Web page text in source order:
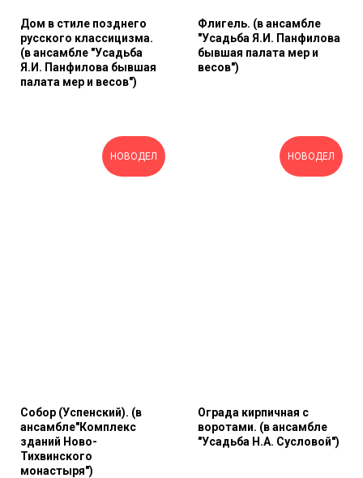
Дом в стиле позднего
русского классицизма.
(в ансамбле "Усадьба
Я.И. Панфилова бывшая
палата мер и весов")
Флигель. (в ансамбле
"Усадьба Я.И. Панфилова
бывшая палата мер и
весов")
НОВОДЕЛ
Собор (Успенский). (в
ансамбле"Комплекс
зданий Ново-
Тихвинского
монастыря")
НОВОДЕЛ
Ограда кирпичная с
воротами. (в ансамбле
"Усадьба Н.А. Сусловой")